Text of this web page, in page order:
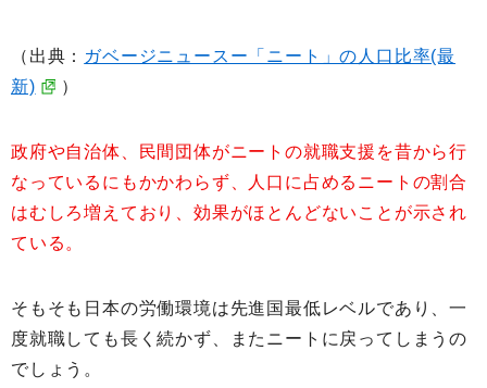
（出典： ガベージニュースー「ニート」の人口比率(最
新)
）
政府や自治体、民間団体がニートの就職支援を昔から行
なっているにもかかわらず、人口に占めるニートの割合
はむしろ増えており、効果がほとんどないことが示され
ている。
そもそも日本の労働環境は先進国最低レベルであり、一
度就職しても長く続かず、またニートに戻ってしまうの
でしょう。